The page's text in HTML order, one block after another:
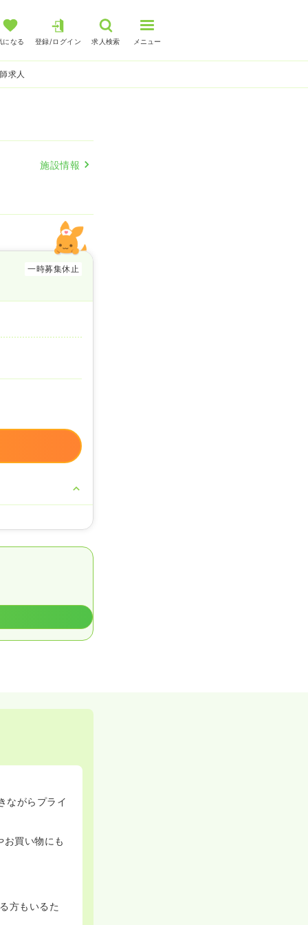
になる 登録/ログイン 求人検索 メニュー
求人
施設情報
一時募集休止
ながらプライ
買い物にも
方もいるた